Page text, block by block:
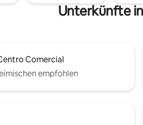
Unterkünfte
Comercial
empfohlen